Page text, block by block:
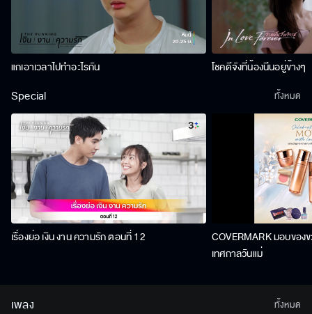
แกเอาเวลาไปทำอะไรกัน โชคดีจังที่น้องนีนอยู่ข้างๆ
Special
เรื่องย่อ เงิน งาน ความรัก ตอนที่ 12
COVERMARK มอบขอ
เทศกาลวันแม่
ทั้งหมด
เพลง ทั้งหมด